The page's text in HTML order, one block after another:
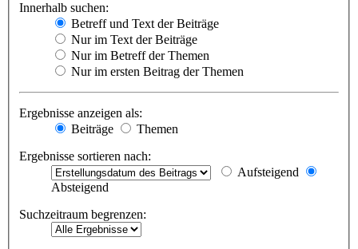
Innerhalb suchen:
Betreff und Text der Beiträge
Nur im Text der Beiträge
Nur im Betreff der Themen
Nur im ersten Beitrag der Themen
Ergebnisse anzeigen als:
Beiträge
Themen
Ergebnisse sortieren nach:
Aufsteigend
Absteigend
Suchzeitraum begrenzen: